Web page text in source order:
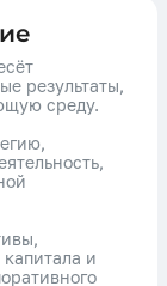
результаты,
среду.
и